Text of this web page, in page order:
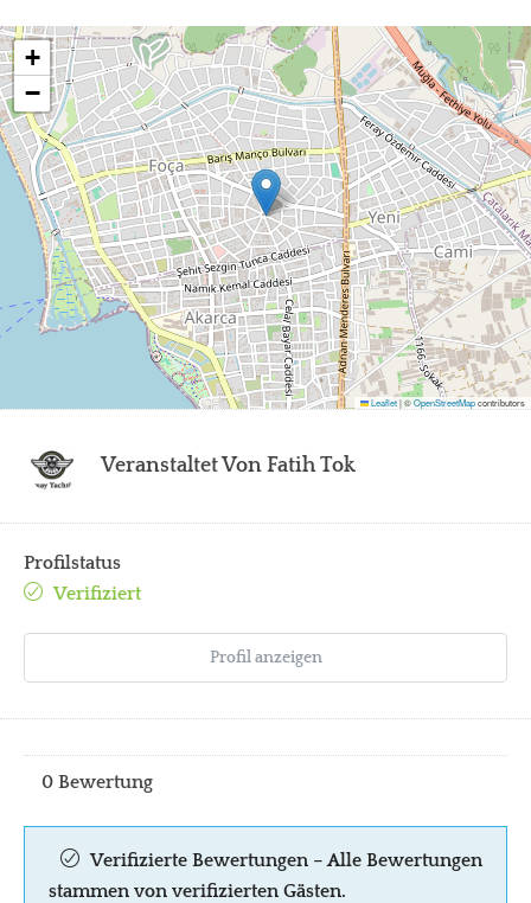
+
−
Leaflet|©OpenStreetMapcontributors
Veranstaltet Von Fatih Tok
Profilstatus
Verifiziert
Profil anzeigen
0 Bewertung
Verifizierte Bewertungen – Alle Bewertungen
stammen von verifizierten Gästen.